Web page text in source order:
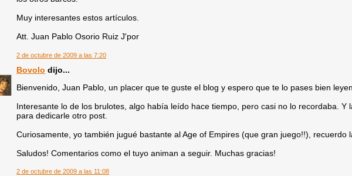
Muy interesantes estos artículos.
Att. Juan Pablo Osorio Ruiz J'por
2 de octubre de 2009 a las 7:20
Bovolo dijo...
Bienvenido, Juan Pablo, un placer que te guste el blog y espero que te lo pases bien
Interesante lo de los brulotes, algo había leído hace tiempo, pero casi no lo recordaba. Y
para dedicarle otro post.
Curiosamente, yo también jugué bastante al Age of Empires (que gran juego!!), recuerdo
Saludos! Comentarios como el tuyo animan a seguir. Muchas gracias!
2 de octubre de 2009 a las 11:08